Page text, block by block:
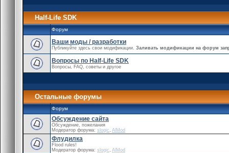
Half-Life SDK
Форум
Ваши моды / разработки
Публикуйте здесь свои модификации. Заливать модификации на форум
Вопросы по Half-Life SDK
Вопросы, FAQ, советы и другое
Остальные форумы
Форум
Обсуждение сайта
Обсуждение, пожелания
Модератор форума: slogic AlMod
Флудилка
Flood rules!
Модератор форума: slogic AlMod